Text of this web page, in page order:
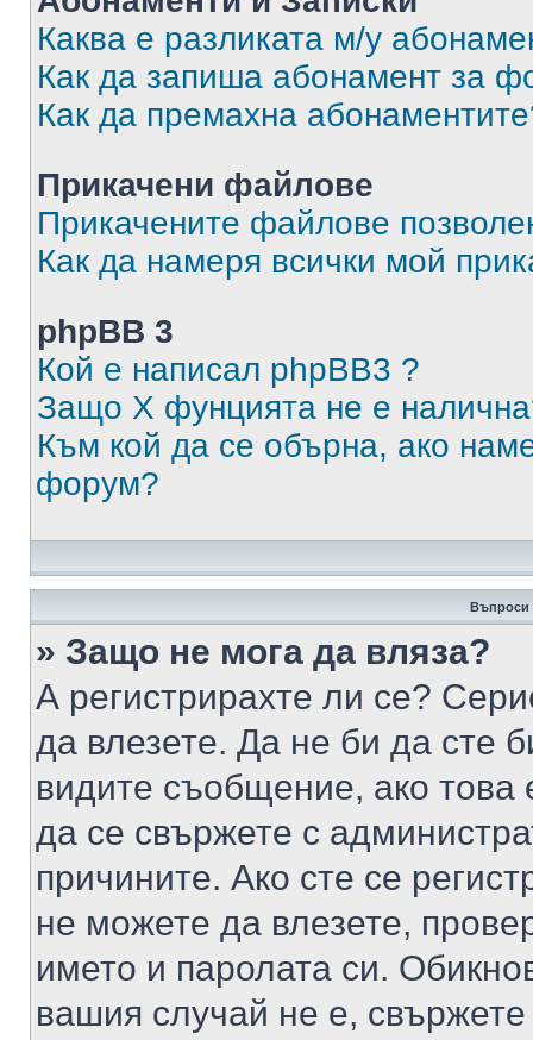
Каква е разликата м/у
Как да запиша абонамент за
Как да премахна
Прикачени файлове
Прикачените файлове
Как да намеря всички мой
phpBB 3
Кой е написал phpBB3 ?
Защо X фунцията не е
Към кой да се обърна, ако
форум?
Въпроси
» Защо не мога да вляза?
А регистрирахте ли се?
да влезете. Да не би да сте
видите съобщение, ако това
да се свържете с
причините. Ако сте се
не можете да влезете,
името и паролата си.
вашия случай не е,